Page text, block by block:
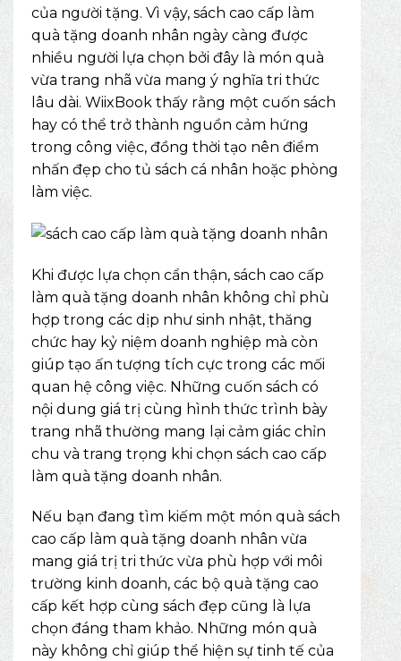
của người tặng. Vì vậy, sách cao cấp làm
quà tặng doanh nhân ngày càng được
nhiều người lựa chọn bởi đây là món quà
vừa trang nhã vừa mang ý nghĩa tri thức
lâu dài. WiixBook thấy rằng một cuốn sách
hay có thể trở thành nguồn cảm hứng
trong công việc, đồng thời tạo nên điểm
nhấn đẹp cho tủ sách cá nhân hoặc phòng
làm việc.
Khi được lựa chọn cẩn thận, sách cao cấp
làm quà tặng doanh nhân không chỉ phù
hợp trong các dịp như sinh nhật, thăng
chức hay kỷ niệm doanh nghiệp mà còn
giúp tạo ấn tượng tích cực trong các mối
quan hệ công việc. Những cuốn sách có
nội dung giá trị cùng hình thức trình bày
trang nhã thường mang lại cảm giác chỉn
chu và trang trọng khi chọn sách cao cấp
làm quà tặng doanh nhân.
Nếu bạn đang tìm kiếm một món quà sách
cao cấp làm quà tặng doanh nhân vừa
mang giá trị tri thức vừa phù hợp với môi
trường kinh doanh, các bộ quà tặng cao
cấp kết hợp cùng sách đẹp cũng là lựa
chọn đáng tham khảo. Những món quà
này không chỉ giúp thể hiện sự tinh tế của